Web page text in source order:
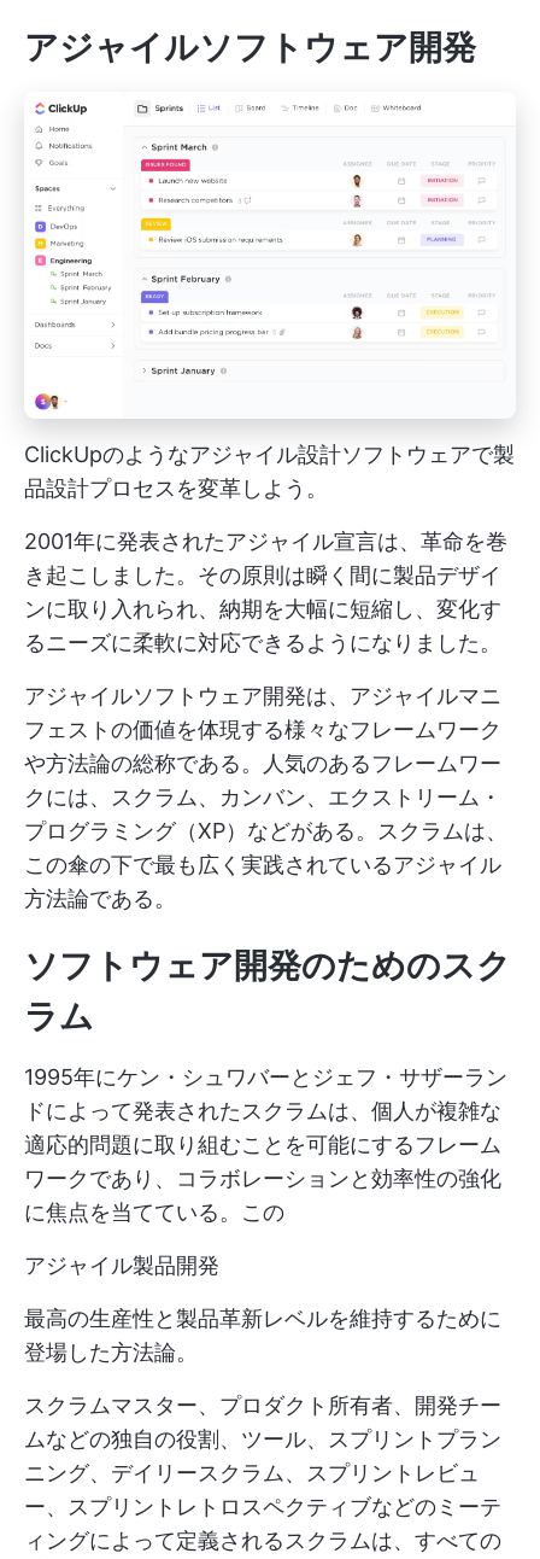
アジャイルソフトウェア開発
ClickUpのようなアジャイル設計ソフトウェアで製
品設計プロセスを変革しよう。
2001年に発表されたアジャイル宣言は、革命を巻
き起こしました。その原則は瞬く間に製品デザイ
ンに取り入れられ、納期を大幅に短縮し、変化す
るニーズに柔軟に対応できるようになりました。
アジャイルソフトウェア開発は、アジャイルマニ
フェストの価値を体現する様々なフレームワーク
や方法論の総称である。人気のあるフレームワー
クには、スクラム、カンバン、エクストリーム・
プログラミング（XP）などがある。スクラムは、
この傘の下で最も広く実践されているアジャイル
方法論である。
ソフトウェア開発のためのスク
ラム
1995年にケン・シュワバーとジェフ・サザーラン
ドによって発表されたスクラムは、個人が複雑な
適応的問題に取り組むことを可能にするフレーム
ワークであり、コラボレーションと効率性の強化
に焦点を当てている。この
アジャイル製品開発
最高の生産性と製品革新レベルを維持するために
登場した方法論。
スクラムマスター、プロダクト所有者、開発チー
ムなどの独自の役割、ツール、スプリントプラン
ニング、デイリースクラム、スプリントレビュ
ー、スプリントレトロスペクティブなどのミーテ
ィングによって定義されるスクラムは、すべての